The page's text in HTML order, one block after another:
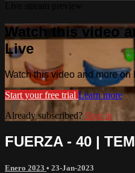
Watch this video
Live
Watch this video and more on
Start your free trial Learn more
Already subscribed? Sign in
FUERZA - 40 |
Enero 2023 • 23-Jan-2023